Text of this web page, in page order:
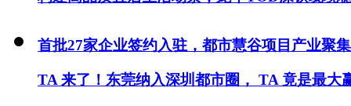
首批27家企业签约入驻，都市慧谷项目产业聚
TA 来了！东莞纳入深圳都市圈， TA 竟是最大